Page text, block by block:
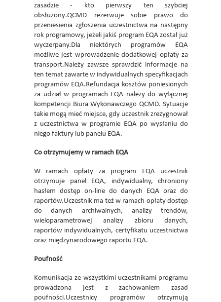
zasadzie - kto pierwszy ten szybciej
obsłużony.QCMD rezerwuje sobie prawo do
przeniesienia zgłoszenia uczestnictwa na następny
rok programowy, jeżeli jakiś program EQA został już
wyczerpany.Dla niektórych programów EQA
możliwe jest wprowadzenie dodatkowej opłaty za
transport.Należy zawsze sprawdzić informacje na
ten temat zawarte w indywidualnych specyfikacjach
programów EQA.Refundacja kosztów poniesionych
za udział w programach EQA należy do wyłącznej
kompetencji Biura Wykonawczego QCMD. Sytuacje
takie mogą mieć miejsce, gdy uczestnik zrezygnował
z uczestnictwa w programie EQA po wysłaniu do
niego faktury lub panelu EQA.
Co otrzymujemy w ramach EQA
W ramach opłaty za program EQA uczestnik
otrzymuje panel EQA, indywidualny, chroniony
hasłem dostęp on-line do danych EQA oraz do
raportów.Uczestnik ma też w ramach opłaty dostęp
do danych archiwalnych, analizy trendów,
wieloparametrowej analizy zbioru danych,
raportów indywidualnych, certyfikatu uczestnictwa
oraz międzynarodowego raportu EQA.
Poufność
Komunikacja ze wszystkimi uczestnikami programu
prowadzona jest z zachowaniem zasad
poufności.Uczestnicy programów otrzymują